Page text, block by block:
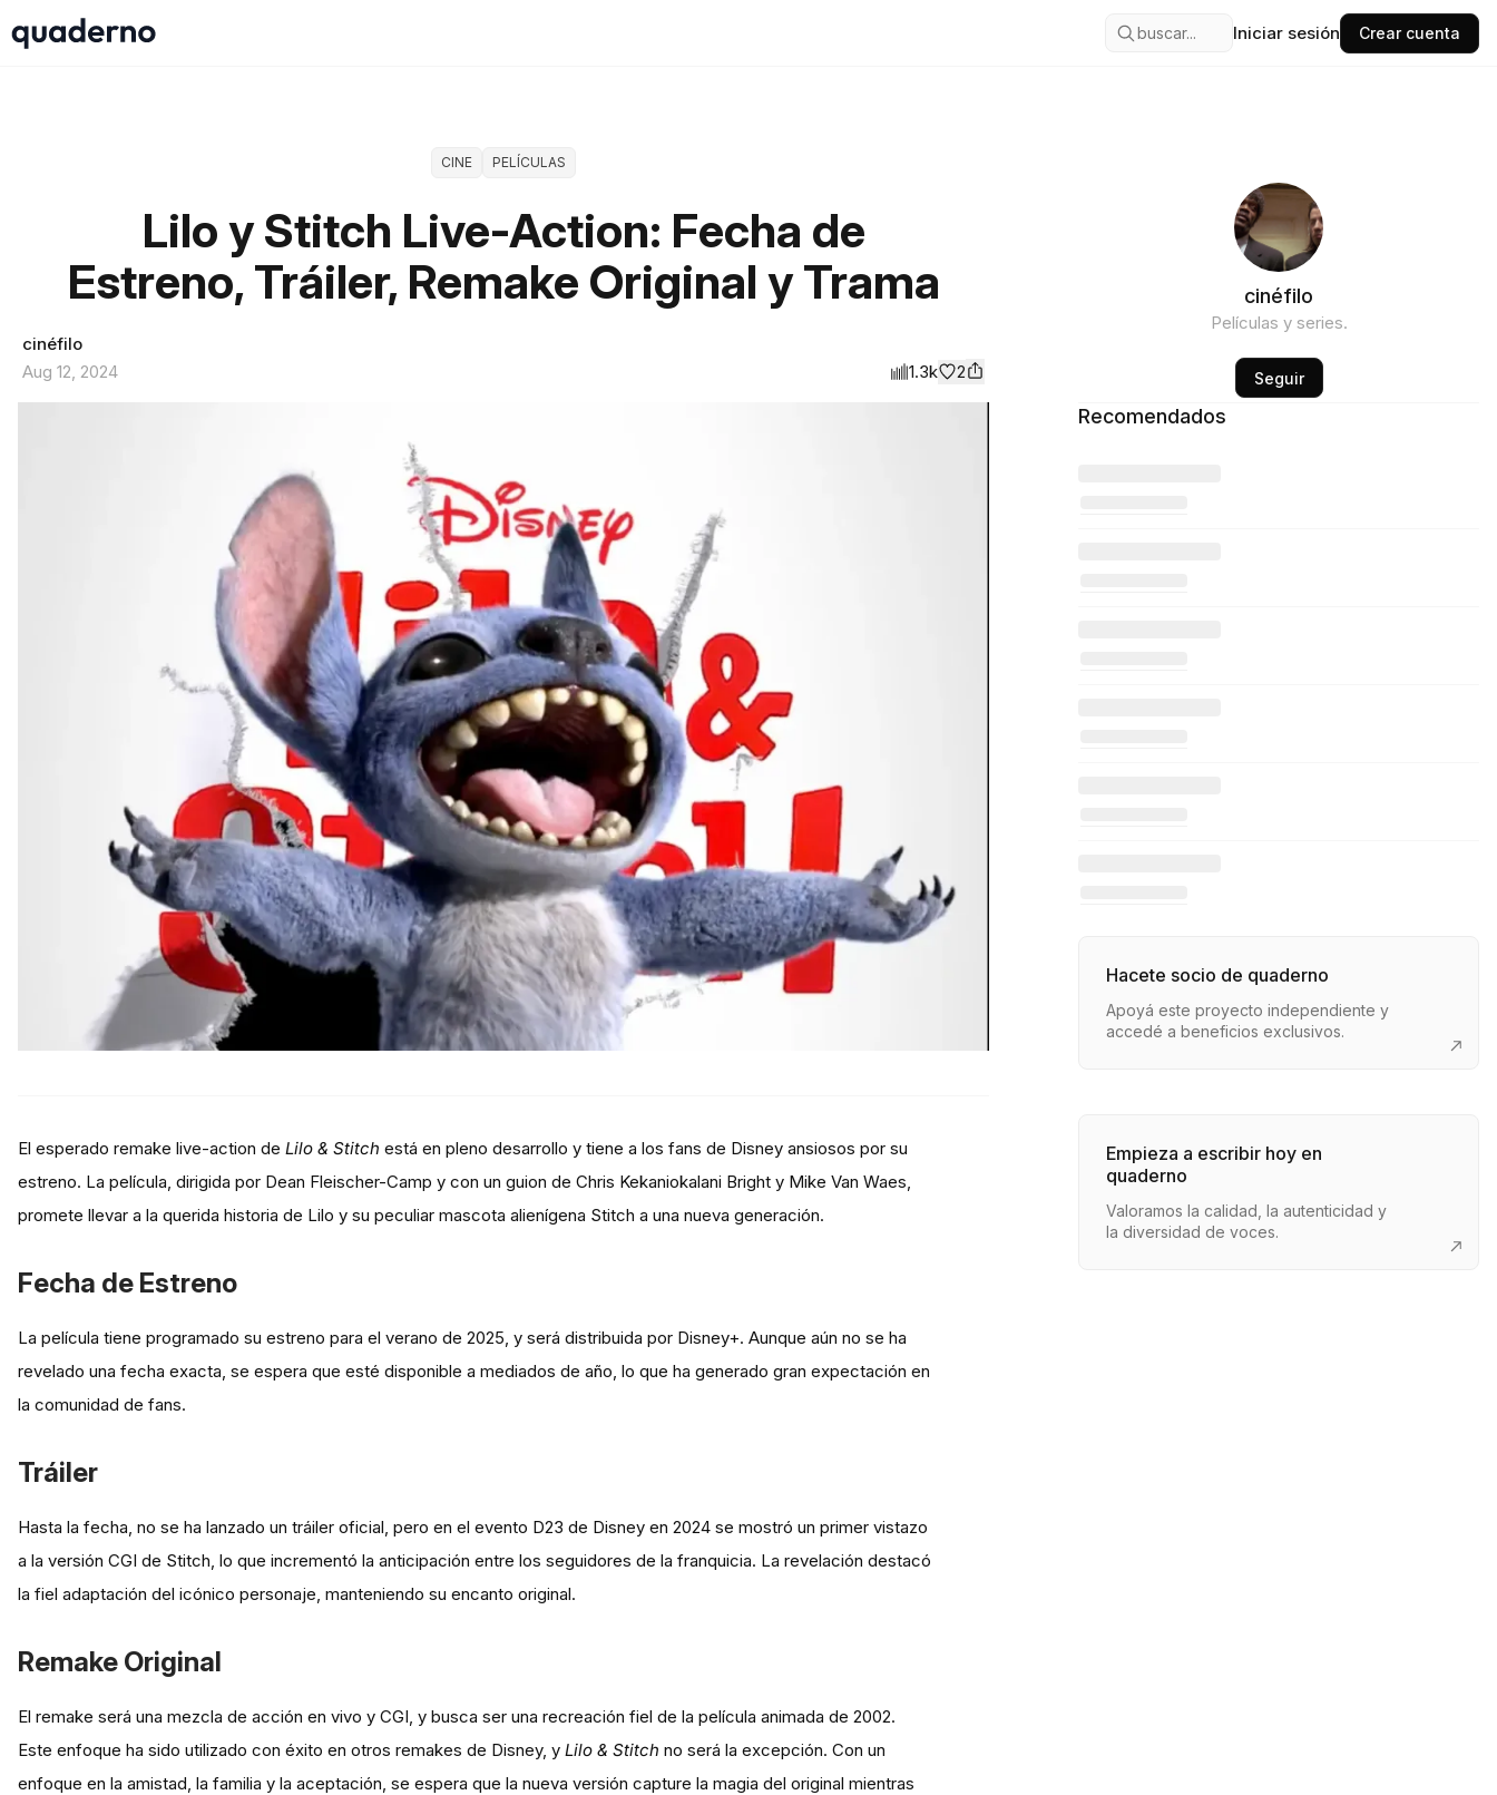
buscar... Iniciar sesión Crear cuenta
CINE PELÍCULAS
Lilo y Stitch Live-Action: Fecha de
Estreno, Tráiler, Remake Original y Trama
cinéfilo
Aug 12, 2024
1.3k 2
El esperado remake live-action de Lilo & Stitch está en pleno desarrollo y tiene a los fans de Disney ansiosos por su
estreno. La película, dirigida por Dean Fleischer-Camp y con un guion de Chris Kekaniokalani Bright y Mike Van Waes,
promete llevar a la querida historia de Lilo y su peculiar mascota alienígena Stitch a una nueva generación.
Fecha de Estreno
La película tiene programado su estreno para el verano de 2025, y será distribuida por Disney+. Aunque aún no se ha
revelado una fecha exacta, se espera que esté disponible a mediados de año, lo que ha generado gran expectación en
la comunidad de fans.
Tráiler
Hasta la fecha, no se ha lanzado un tráiler oficial, pero en el evento D23 de Disney en 2024 se mostró un primer vistazo
a la versión CGI de Stitch, lo que incrementó la anticipación entre los seguidores de la franquicia. La revelación destacó
la fiel adaptación del icónico personaje, manteniendo su encanto original.
Remake Original
El remake será una mezcla de acción en vivo y CGI, y busca ser una recreación fiel de la película animada de 2002.
Este enfoque ha sido utilizado con éxito en otros remakes de Disney, y Lilo & Stitch no será la excepción. Con un
enfoque en la amistad, la familia y la aceptación, se espera que la nueva versión capture la magia del original mientras
cinéfilo
Películas y series.
Seguir
Recomendados
Hacete socio de quaderno
Apoyá este proyecto independiente y
accedé a beneficios exclusivos.
Empieza a escribir hoy en
quaderno
Valoramos la calidad, la autenticidad y
la diversidad de voces.